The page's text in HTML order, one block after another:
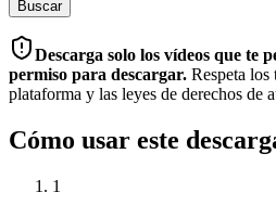
Buscar
Descarga solo los vídeos que te
permiso para descargar. Respeta los
plataforma y las leyes de derechos de
Cómo usar este
1